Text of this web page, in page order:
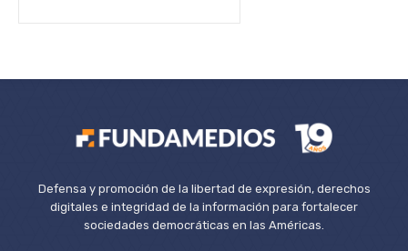
Defensa y promoción de la libertad de expresión, derechos
digitales e integridad de la información para fortalecer
sociedades democráticas en las Américas.